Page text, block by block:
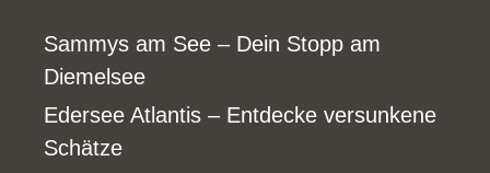
Sammys am See – Dein Stopp am
Diemelsee
Edersee Atlantis – Entdecke versunkene
Schätze